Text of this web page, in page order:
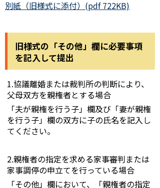
別紙（旧様式に添付）(pdf 722KB)
旧様式の「その他」欄に必要事項
を記入して提出
1.協議離婚または裁判所の判断により、
父母双方を親権者とする場合
「夫が親権を行う子」欄及び「妻が親権
を行う子」欄の双方に子の氏名を記入し
てください。
2.親権者の指定を求める家事審判または
家事調停の申立てを行っている場合
「その他」欄において、「親権者の指定